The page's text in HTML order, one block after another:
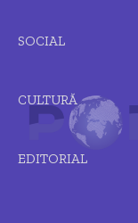
SOCIAL
CULTURĂ
EDITORIAL